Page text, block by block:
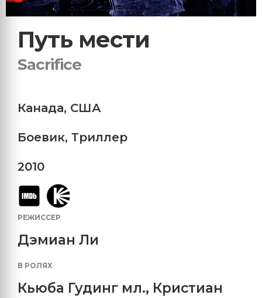
Путь мести
Sacrifice
Канада, США
Боевик, Триллер
2010
РЕЖИССЕР
Дэмиан Ли
В РОЛЯХ
Кьюба Гудинг мл., Кристиан